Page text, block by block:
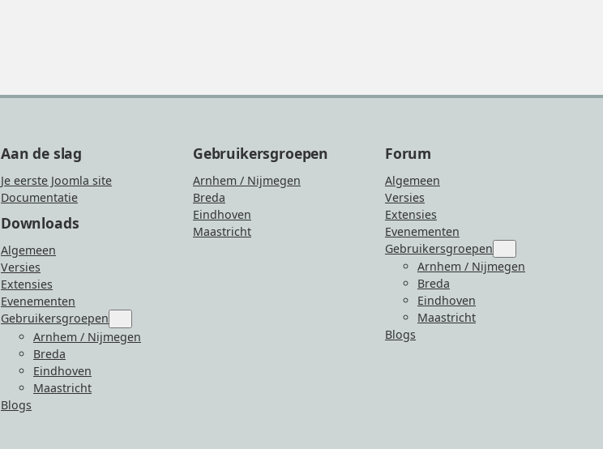
Aan de slag
Je eerste Joomla site
Documentatie
Downloads
Algemeen
Versies
Extensies
Evenementen
Gebruikersgroepen
for
“Gebruikersgroepen”
Arnhem / Nijmegen
Breda
Eindhoven
Maastricht
Blogs
Gebruikersgroepen
Arnhem / Nijmegen
Breda
Eindhoven
Maastricht
Forum
Algemeen
Versies
Extensies
Evenementen
Gebruikersgroepen
for
Arnhem / Nijmegen
Breda
Eindhoven
Maastricht
Blogs